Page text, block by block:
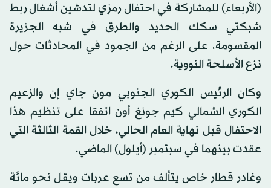
(الأربعاء) للمشاركة في احتفال رمزي لتدشين أشغال ربط
شبكتي سكك الحديد والطرق في شبه الجزيرة
المقسومة، على الرغم من الجمود في المحادثات حول
نزع الأسلحة النووية.
وكان الرئيس الكوري الجنوبي مون جاي إن والزعيم
الكوري الشمالي كيم جونغ أون اتفقا على تنظيم هذا
الاحتفال قبل نهاية العام الحالي، خلال القمة الثالثة التي
عقدت بينهما في سبتمبر (أيلول) الماضي.
وغادر قطار خاص يتألف من تسع عربات ويقل نحو مائة